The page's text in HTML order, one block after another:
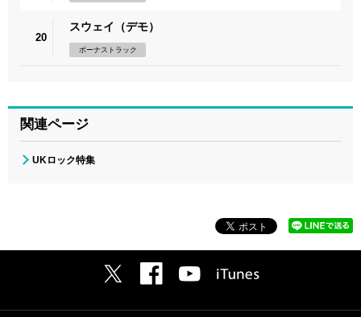
20
スウェイ（デモ）
ボーナストラック
関連ページ
UKロック特集